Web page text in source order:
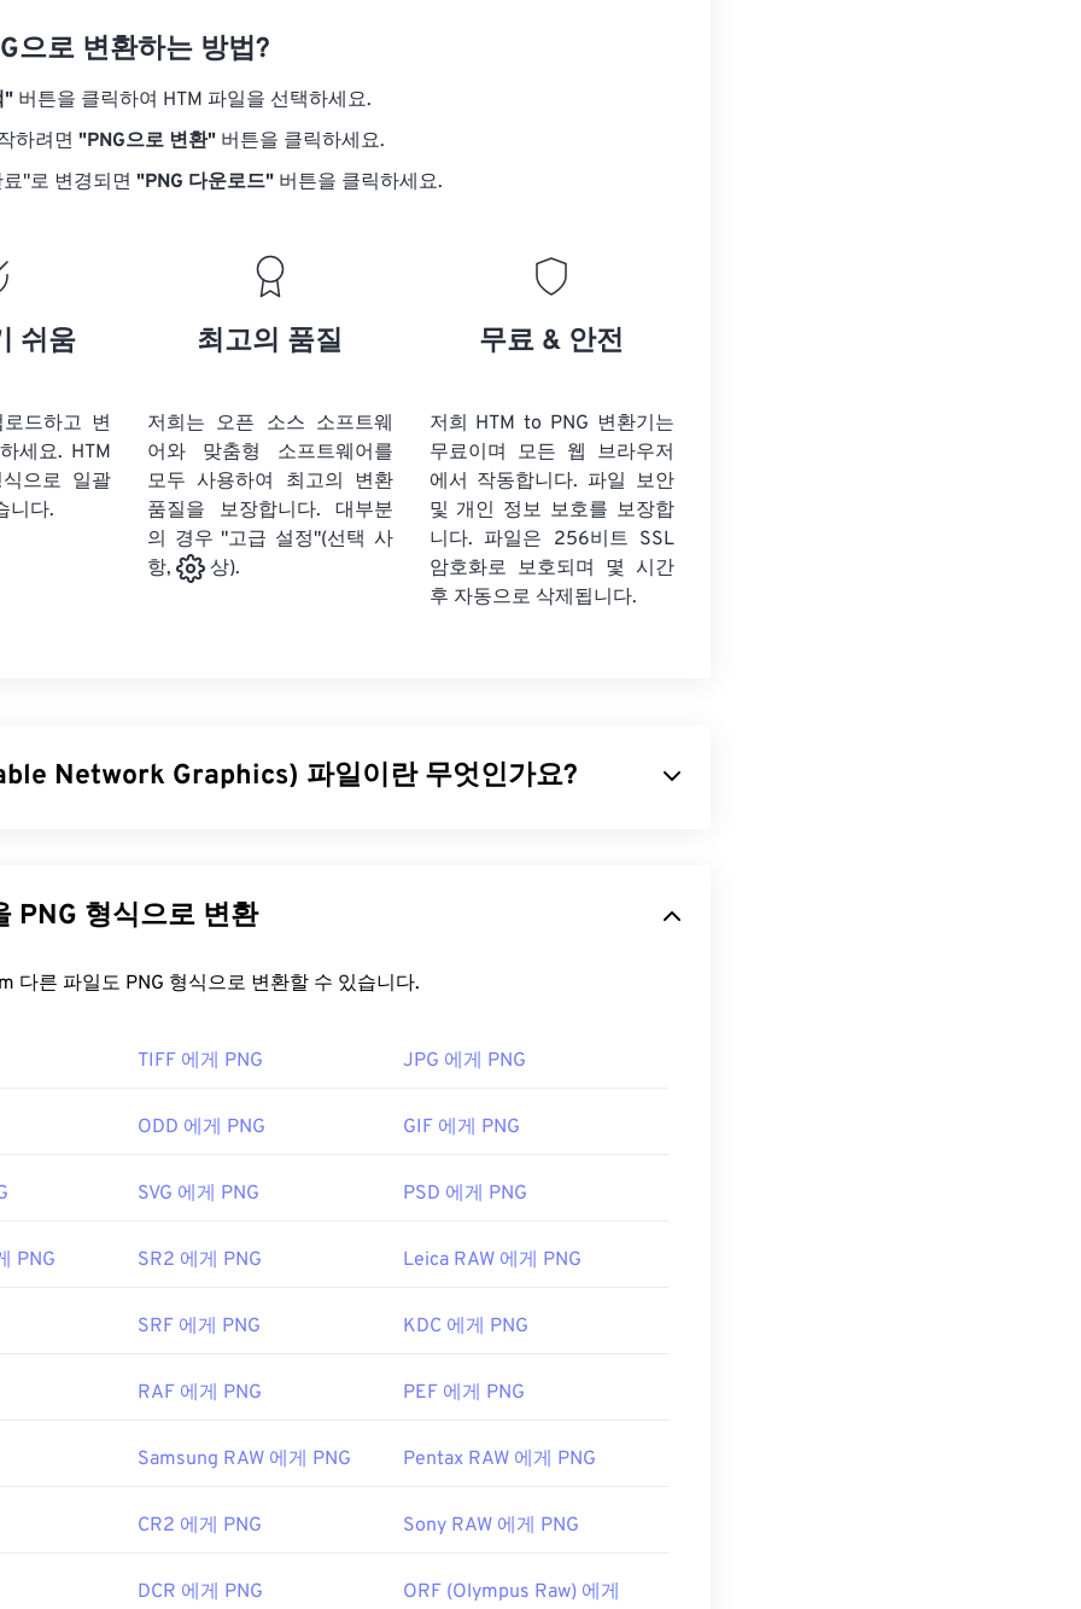
으로 변환하는 방법?
" 버튼을 클릭하여 HTM 파일을 선택하세요.
하려면 "PNG으로 변환" 버튼을 클릭하세요.
"로 변경되면 "PNG 다운로드" 버튼을 클릭하세요.
쉬움
드하고 변
세요. HTM
으로 일괄
니다.
최고의 품질
저희는 오픈 소스 소프트웨
어와 맞춤형 소프트웨어를
모두 사용하여 최고의 변환
품질을 보장합니다. 대부분
의 경우 "고급 설정"(선택 사
항,
상).
무료 & 안전
저희 HTM to PNG 변환기는
무료이며 모든 웹 브라우저
에서 작동합니다. 파일 보안
및 개인 정보 보호를 보장합
니다. 파일은 256비트 SSL
암호화로 보호되며 몇 시간
후 자동으로 삭제됩니다.
Network Graphics) 파일이란 무엇인가요?
사용하기 적합합니다. PNG는 투명도가 더 높은 애니메이션도 지원합니다(
는 방법을 확인해 보세요). PNG를 사용하면 다음과 같은 이점이 있습니다. 또
파일은 운영 체제의 기본 이미지 뷰어에서 열립니다. PNG 파일은 모든 웹 브라
환기를 사용하세요.
과 같은 대체 프로그램은 PNG 파일을 열고 편집하는 데 유용합니다.
로운 기능 중 하나는 이미지, 특히 투명한 배경에 투명 효과를 적용할 수 있다는
다른 파일을 PNG 형식으로 변환
FreeConvert.com 다른 파일도 PNG 형식으로 변환할 수 있습니다.
TIFF 에게 PNG JPG 에게 PNG
ODD 에게 PNG GIF 에게 PNG
SVG 에게 PNG PSD 에게 PNG
PNG SR2 에게 PNG Leica RAW 에게 PNG
SRF 에게 PNG KDC 에게 PNG
RAF 에게 PNG PEF 에게 PNG
Samsung RAW 에게 PNG Pentax RAW 에게 PNG
CR2 에게 PNG Sony RAW 에게 PNG
DCR 에게 PNG ORF (Olympus Raw) 에게